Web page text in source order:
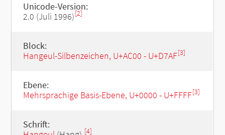
Unicode-Version:
2.0 (Juli 1996)[2]
Block:
Hangeul-Silbenzeichen, U+AC00 - U+D7AF[3]
Ebene:
Mehrsprachige Basis-Ebene, U+0000 - U+FFFF[3]
Schrift:
[4]